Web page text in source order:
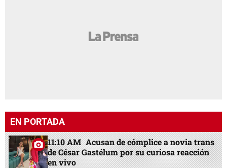
EN PORTADA
11:10 AM Acusan de cómplice a novia trans
de César Gastélum por su curiosa reacción
en vivo